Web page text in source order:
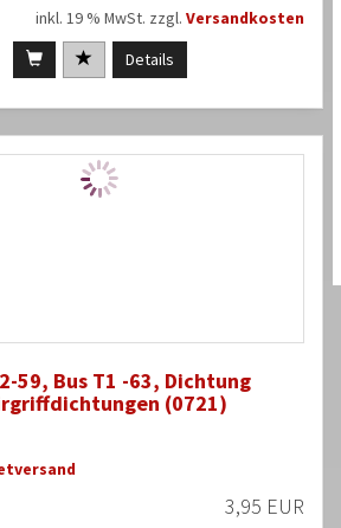
inkl. 19 % MwSt. zzgl. Versandkosten
Details
59, Bus T1 -63, Dichtung
(0721)
3,95 EUR